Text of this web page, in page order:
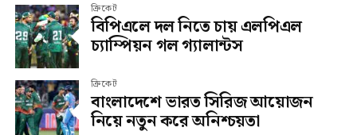
ক্রিকেট
বিপিএলে দল নিতে চায় এলপিএল
চ্যাম্পিয়ন গল গ্যালান্টস
ক্রিকেট
বাংলাদেশে ভারত সিরিজ আয়োজন
নিয়ে নতুন করে অনিশ্চয়তা